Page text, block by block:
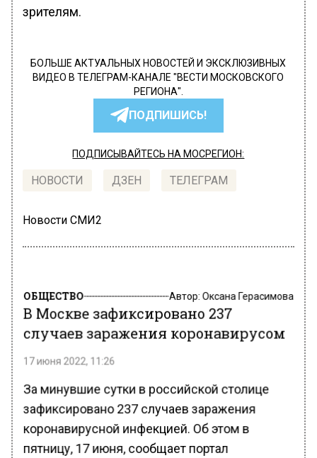
зрителям.
БОЛЬШЕ АКТУАЛЬНЫХ НОВОСТЕЙ И ЭКСКЛЮЗИВНЫХ
ВИДЕО В ТЕЛЕГРАМ-КАНАЛЕ "ВЕСТИ МОСКОВСКОГО
РЕГИОНА".
ПОДПИШИСЬ!
ПОДПИСЫВАЙТЕСЬ НА МОСРЕГИОН:
НОВОСТИ ДЗЕН ТЕЛЕГРАМ
Новости СМИ2
ОБЩЕСТВО Автор: Оксана Герасимова
В Москве зафиксировано 237
случаев заражения коронавирусом
17 июня 2022, 11:26
За минувшие сутки в российской столице
зафиксировано 237 случаев заражения
коронавирусной инфекцией. Об этом в
пятницу, 17 июня, сообщает портал